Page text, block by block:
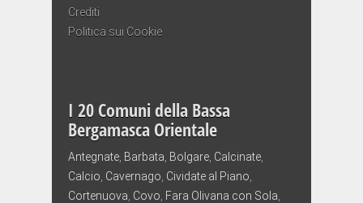
Crediti
Politica sui Cookie
I 20 Comuni della Bassa
Bergamasca Orientale
Antegnate, Barbata, Bolgare, Calcinate,
Calcio, Cavernago, Cividate al Piano,
Cortenuova, Covo, Fara Olivana con Sola,